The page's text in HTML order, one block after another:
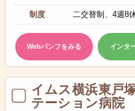
制度 二交替制、4週8
Webパンフをみる インタ
イムス横浜東戸
テーション病院